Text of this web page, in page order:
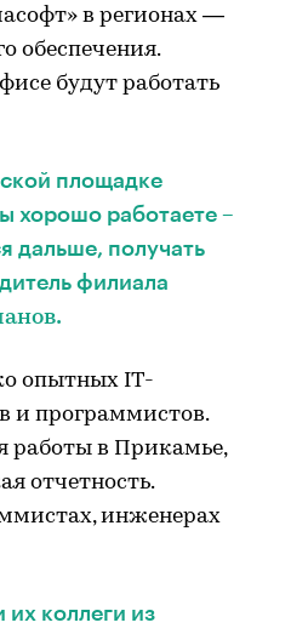
в регионах —
обеспечения.
будут работать
площадке
хорошо работаете –
дальше, получать
филиала
.
опытных IT-
и программистов.
работы в Прикамье,
отчетность.
инженерах
коллеги из